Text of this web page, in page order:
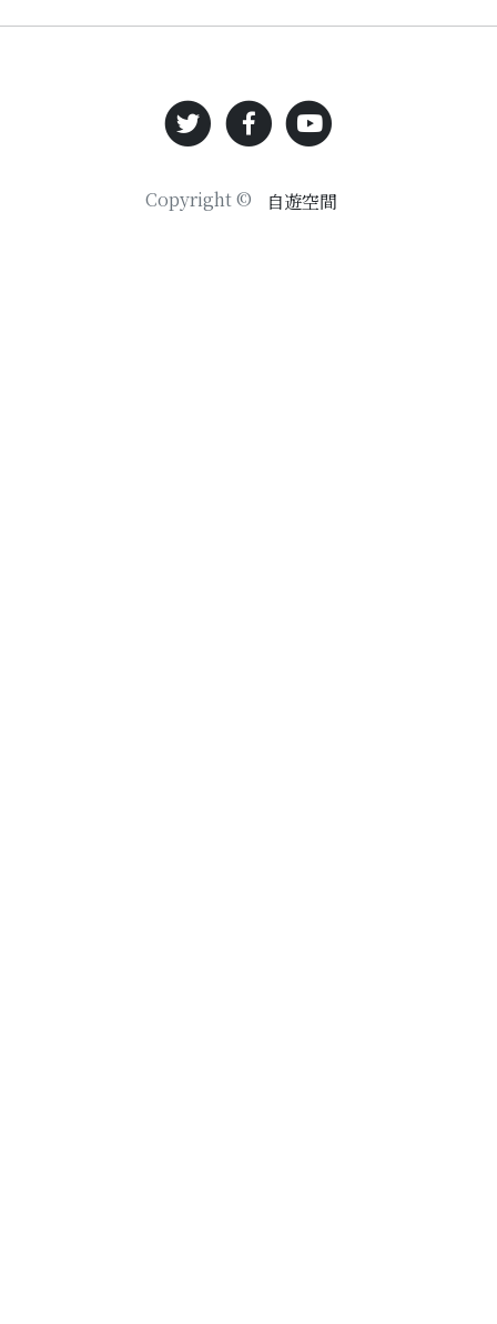
Copyright © 自遊空間